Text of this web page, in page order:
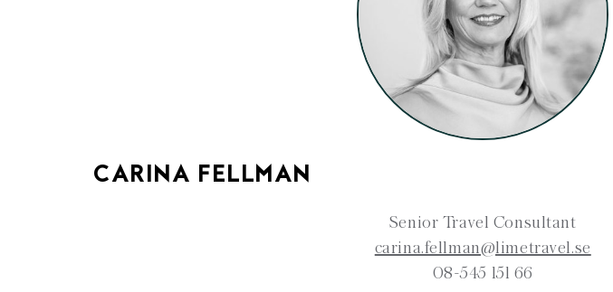
CARINA FELLMAN
Senior Travel Consultant
carina.fellman@limetravel.se
08-545 151 66